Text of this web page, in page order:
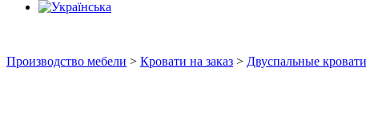
Производство мебели > Кровати на заказ > Двуспальные